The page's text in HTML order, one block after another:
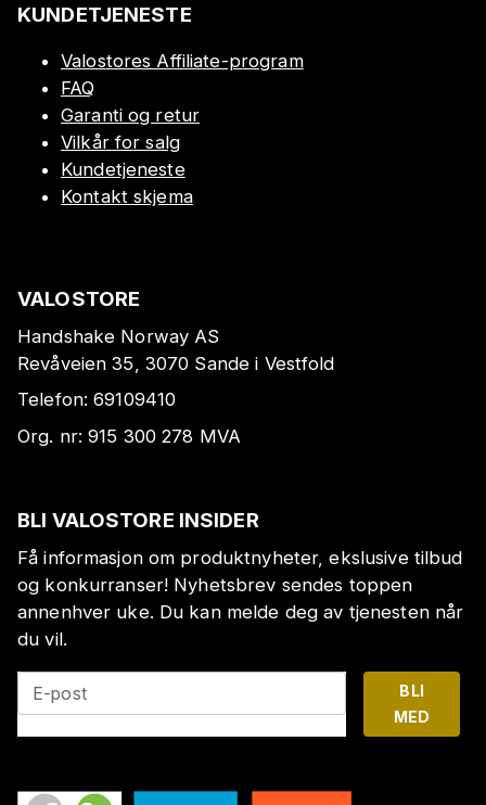
KUNDETJENESTE
Valostores Affiliate-program
FAQ
Garanti og retur
Vilkår for salg
Kundetjeneste
Kontakt skjema
VALOSTORE
Handshake Norway AS
Revåveien 35, 3070 Sande i Vestfold
Telefon:69109410
Org. nr:915 300 278 MVA
BLI VALOSTORE INSIDER
Få informasjon om produktnyheter, ekslusive tilbud
og konkurranser! Nyhetsbrev sendes toppen
annenhver uke. Du kan melde deg av tjenesten når
du vil.
E-post
BLI
MED